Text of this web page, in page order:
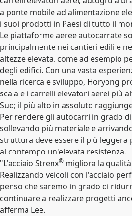
a ponte mobile ad alimentazione
i suoi prodotti in Paesi di tutto il
Le piattaforme aeree autocarrate
principalmente nei cantieri edili e
altezze elevata, come ad esempio
degli edifici. Con una vasta
nella ricerca e sviluppo, Horyong
scala e i carrelli elevatori aerei più
Sud; il più alto in assoluto
Per rendere gli autocarri in grado
sollevando più materiale e
struttura deve essere il più leggera
al contempo un'elevata resistenza.
"L'acciaio Strenx® migliora la
Realizzando veicoli con l'acciaio
penso che saremo in grado di
continuare a realizzare progetti
afferma Lee.